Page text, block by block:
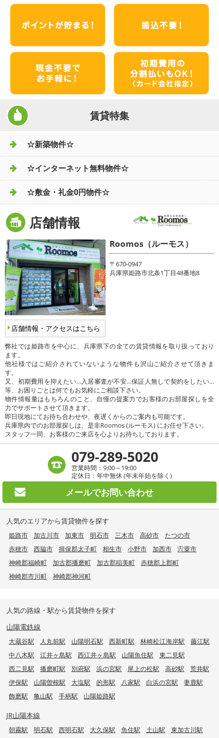
賃貸特集
☆新築物件☆
☆インターネット無料物件☆
☆敷金・礼金0円物件☆
店舗情報
店舗情報・アクセスはこちら
Roomos（ルーモス）
〒670-0947
兵庫県姫路市北条1丁目48番地8
弊社では姫路市を中心に、兵庫県下の全ての賃貸情報を取り扱っており
ます。
他社様ではご紹介されていないような物件も沢山ご紹介させて頂きま
す。
又、初期費用を抑えたい…入居審査が不安…保証人無しで契約をしたい…
等、お困りごとは何でもお気軽にご相談下さい。
物件情報量はもちろんのこと、自慢の提案力でお客様のお部屋探しを全
力でサポートさせて頂きます。
即日現地にてお待ち合わせや、夜遅くからのご案内も可能です。
兵庫県内でのお部屋探しは、是非Roomos (ルーモス) にお任せ下さい。
スタッフ一同、お客様のご来店を心よりお待ちしております。
079-289-5020
営業時間：9:00～19:00
定休日：年中無休 (年末年始を除く)
メールでお問い合わせ
人気のエリアから賃貸物件を探す
姫路市 加古川市 加東市 明石市 三木市 高砂市
たつの市
赤穂市
西脇市 揖保郡太子町 相生市 小野市 加西市
宍粟市
神崎郡福崎町
加古郡播磨町 加古郡稲美町
赤穂郡上郡町
神崎郡市川町
神崎郡神河町
人気の路線・駅から賃貸物件を探す
山陽電鉄線
大蔵谷駅 人丸前駅 山陽明石駅 西新町駅 林崎松江海岸駅
藤江駅
中八木駅
江井ヶ島駅 西江井ヶ島駅 山陽魚住駅
東二見駅
西二見駅
播磨町駅 別府駅 浜の宮駅 尾上の松駅 高砂駅
荒井駅
伊保駅
山陽曽根駅 大塩駅 的形駅 八家駅 白浜の宮駅
妻鹿駅
飾磨駅
亀山駅 手柄駅 山陽姫路駅
JR山陽本線
朝霧駅 明石駅 西明石駅 大久保駅 魚住駅 土山駅
東加古川駅